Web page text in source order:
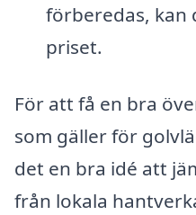
förberedas, kan
priset.
För att få en bra
som gäller för
det en bra idé att
från lokala